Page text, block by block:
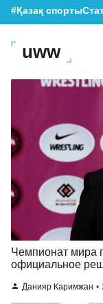
#Қазақ спорты
uww
Чемпионат мира
официальное
Данияр Каримжан